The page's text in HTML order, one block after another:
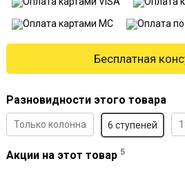
Бесплатная
Разновидности этого товара
Только колонна 6 ступеней
Акции на этот товар 5